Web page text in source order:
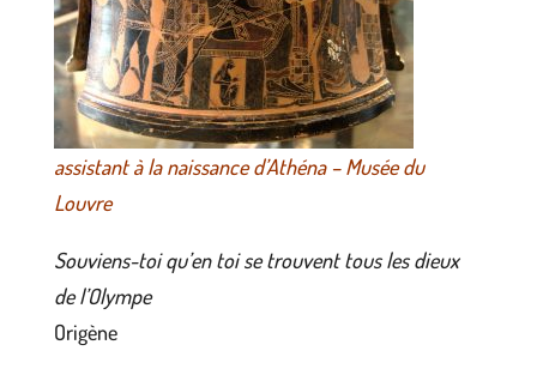
assistant à la naissance d’Athéna – Musée du
Louvre
Souviens-toi qu’en toi se trouvent tous les dieux
de l’Olympe
Origène